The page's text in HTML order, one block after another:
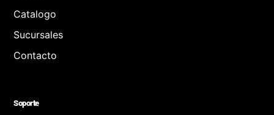
Catalogo
Sucursales
Contacto
Soporte